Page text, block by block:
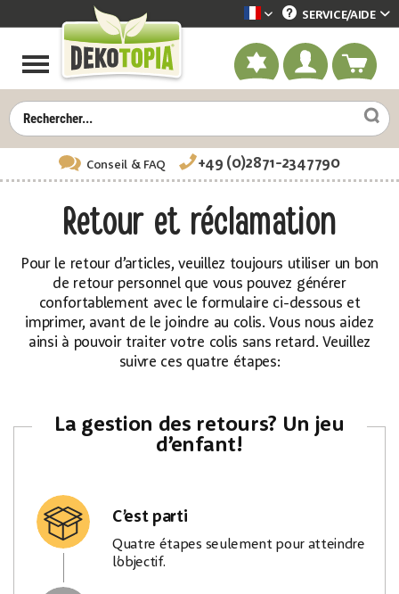
Dekotopia französisch
SERVICE/AIDE
Conseil& FAQ +49 (0)2871-2347790
Retour et réclamation
Pour le retour d’articles, veuillez toujours utiliser un bon
de retour personnel que vous pouvez générer
confortablement avec le formulaire ci-dessous et
imprimer, avant de le joindre au colis. Vous nous aidez
ainsi à pouvoir traiter votre colis sans retard. Veuillez
suivre ces quatre étapes:
La gestion des retours? Un jeu
d’enfant!
C’est parti
Quatre étapes seulement pour atteindre
l’objectif.